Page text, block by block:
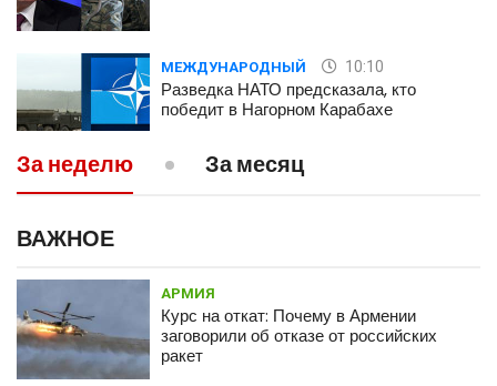
МЕЖДУНАРОДНЫЙ 10:10
Разведка НАТО предсказала, кто
победит в Нагорном Карабахе
АРМИЯ 09:24
СВР России: Турция впервые так
открыто выступила на стороне
Азербайджана
За неделю За месяц
ВАЖНОЕ
АРМИЯ
Курс на откат: Почему в Армении
заговорили об отказе от российских
ракет